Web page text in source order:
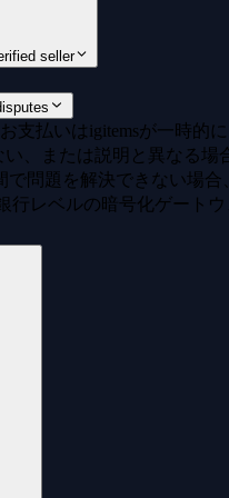
seller
お支払いはigitemsが一時的
、または説明と異なる場
で問題を解決できない場
行レベルの暗号化ゲート